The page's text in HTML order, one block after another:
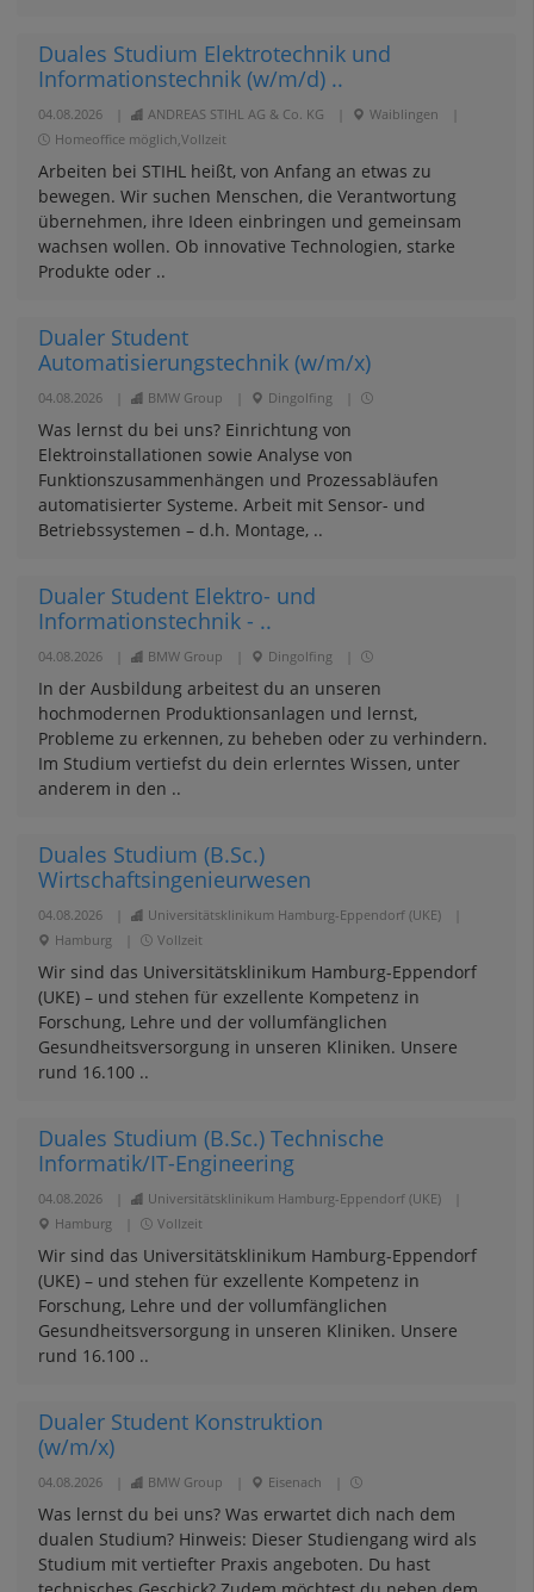
Duales Studium Elektrotechnik und
Informationstechnik (w/m/d) ..
04.08.2026 ANDREAS STIHL AG & Co. KG Waiblingen
Homeoffice möglich,Vollzeit
Arbeiten bei STIHL heißt, von Anfang an etwas zu
bewegen. Wir suchen Menschen, die Verantwortung
übernehmen, ihre Ideen einbringen und gemeinsam
wachsen wollen. Ob innovative Technologien, starke
Produkte oder ..
Dualer Student
Automatisierungstechnik (w/m/x)
04.08.2026 BMW Group Dingolfing
Was lernst du bei uns? Einrichtung von
Elektroinstallationen sowie Analyse von
Funktionszusammenhängen und Prozessabläufen
automatisierter Systeme. Arbeit mit Sensor- und
Betriebssystemen – d.h. Montage, ..
Dualer Student Elektro- und
Informationstechnik - ..
04.08.2026 BMW Group Dingolfing
In der Ausbildung arbeitest du an unseren
hochmodernen Produktionsanlagen und lernst,
Probleme zu erkennen, zu beheben oder zu verhindern.
Im Studium vertiefst du dein erlerntes Wissen, unter
anderem in den ..
Duales Studium (B.Sc.)
Wirtschaftsingenieurwesen
04.08.2026 Universitätsklinikum Hamburg-Eppendorf (UKE)
Hamburg
Vollzeit
Wir sind das Universitätsklinikum Hamburg-Eppendorf
(UKE) – und stehen für exzellente Kompetenz in
Forschung, Lehre und der vollumfänglichen
Gesundheitsversorgung in unseren Kliniken. Unsere
rund 16.100 ..
Duales Studium (B.Sc.) Technische
Informatik/IT-Engineering
04.08.2026 Universitätsklinikum Hamburg-Eppendorf (UKE)
Hamburg
Vollzeit
Wir sind das Universitätsklinikum Hamburg-Eppendorf
(UKE) – und stehen für exzellente Kompetenz in
Forschung, Lehre und der vollumfänglichen
Gesundheitsversorgung in unseren Kliniken. Unsere
rund 16.100 ..
Dualer Student Konstruktion
(w/m/x)
04.08.2026 BMW Group Eisenach
Was lernst du bei uns? Was erwartet dich nach dem
dualen Studium? Hinweis: Dieser Studiengang wird als
Studium mit vertiefter Praxis angeboten. Du hast